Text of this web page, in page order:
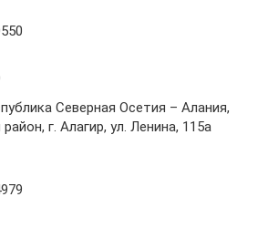
Северная Осетия – Алания,
г. Алагир, ул. Ленина, 115а